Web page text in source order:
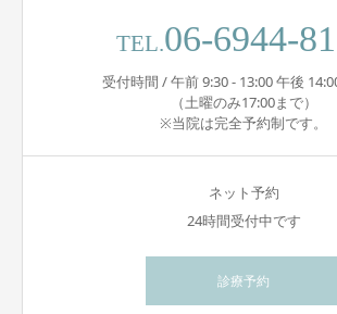
TEL.06-6944-
受付時間 / 午前 9:30 - 13:00 午後
（土曜のみ17:00まで）
※当院は完全予約制です。
ネット予約
24時間受付中です
診療予約